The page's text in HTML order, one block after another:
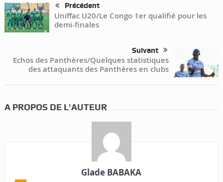
Précédent
Uniffac U20/Le Congo 1er qualifié pour les
demi-finales
Suivant
Echos des Panthères/Quelques statistiques
des attaquants des Panthères en clubs
A PROPOS DE L'AUTEUR
Glade BABAKA